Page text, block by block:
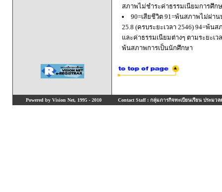
สภาพไม่ชำระค่าธรรมเนียมการศึก
90=เสียชีวิต 91=พ้นสภาพไม่ผ่า
25.8 (ครบระยะเวลา 2546) 94=พ้
และค่าธรรมเนียมต่างๆ ตามระยะเ
พ้นสภาพการเป็นนักศึกษา
Powered by Vision Net, 1995 - 2010 Contact Staff : กลุ่มภารกิจทะเบียนเรียน ประมวล